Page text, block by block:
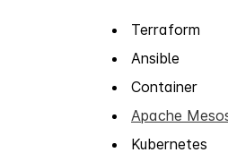
Terraform
Ansible
Container
Apache
Kubernetes